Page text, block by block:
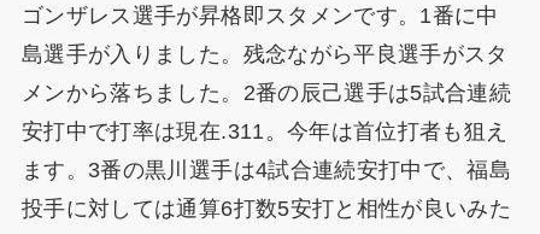
ゴンザレス選手が昇格即スタメンです。1番に中
島選手が入りました。残念ながら平良選手がスタ
メンから落ちました。2番の辰己選手は5試合連続
安打中で打率は現在.311。今年は首位打者も狙え
ます。3番の黒川選手は4試合連続安打中で、福島
投手に対しては通算6打数5安打と相性が良いみた